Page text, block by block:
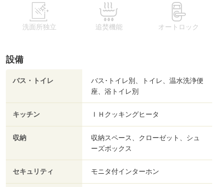
洗面所独立 追焚機能 オートロック
設備
バス・トイレ
バス･トイレ別、トイレ、温水洗浄便
座、浴トイレ別
キッチン ＩＨクッキングヒータ
収納
収納スペース、クローゼット、シュ
ーズボックス
セキュリティ モニタ付インターホン